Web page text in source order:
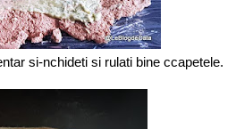
si-nchideti si rulati bine ccapetele.